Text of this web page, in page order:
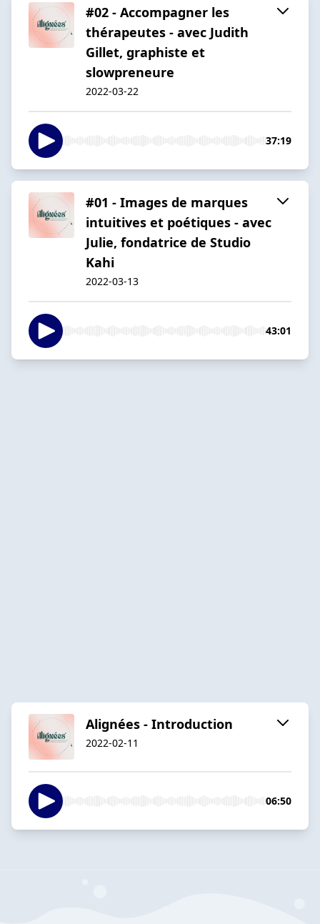
#02 - Accompagner les
thérapeutes - avec Judith
Gillet, graphiste et
slowpreneure
2022-03-22
37:19
#01 - Images de marques
intuitives et poétiques - avec
Julie, fondatrice de Studio
Kahi
2022-03-13
43:01
Alignées - Introduction
2022-02-11
06:50